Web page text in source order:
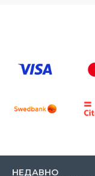
НЕДАВНО